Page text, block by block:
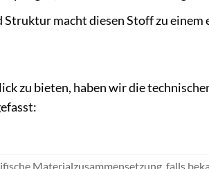
macht diesen Stoff zu einem
zu bieten, haben wir die
Materialzusammensetzung, falls